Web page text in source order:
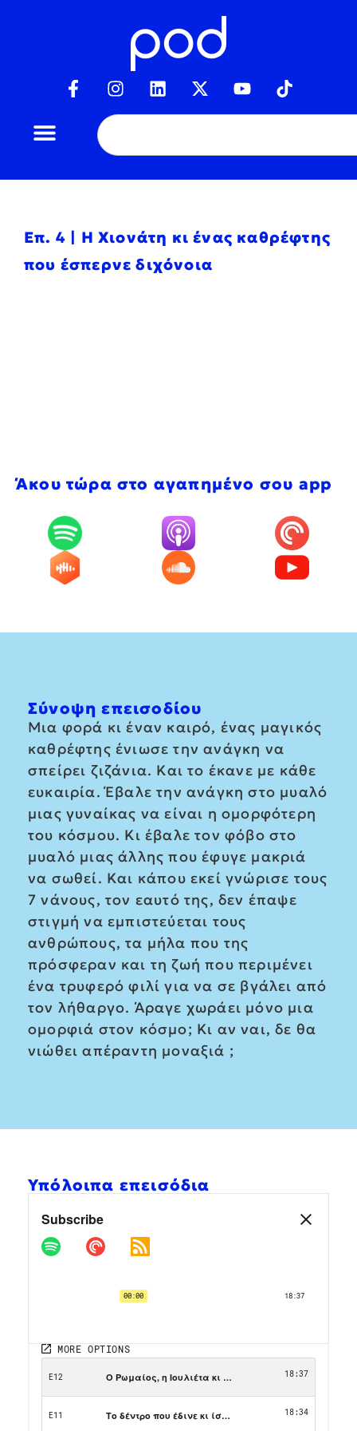
Επ. 4 | Η Χιονάτη κι ένας καθρέφτης
που έσπερνε διχόνοια
Άκου τώρα στο αγαπημένο σου app
Σύνοψη επεισοδίου
Μια φορά κι έναν καιρό, ένας μαγικός
καθρέφτης ένιωσε την ανάγκη να
σπείρει ζιζάνια. Και το έκανε με κάθε
ευκαιρία. Έβαλε την ανάγκη στο μυαλό
μιας γυναίκας να είναι η ομορφότερη
του κόσμου. Κι έβαλε τον φόβο στο
μυαλό μιας άλλης που έφυγε μακριά
να σωθεί. Και κάπου εκεί γνώρισε τους
7 νάνους, τον εαυτό της, δεν έπαψε
στιγμή να εμπιστεύεται τους
ανθρώπους, τα μήλα που της
πρόσφεραν και τη ζωή που περιμένει
ένα τρυφερό φιλί για να σε βγάλει από
τον λήθαργο. Άραγε χωράει μόνο μια
ομορφιά στον κόσμο; Κι αν ναι, δε θα
νιώθει απέραντη μοναξιά ;
Υπόλοιπα επεισόδια